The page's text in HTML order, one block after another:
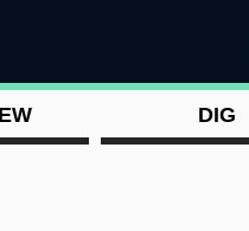
DIG